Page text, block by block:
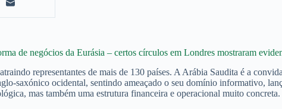
de negócios da Eurásia – certos círculos em Londres mostraram
representantes de mais de 130 países. A Arábia Saudita é a
saxónico ocidental, sentindo ameaçado o seu domínio informativo,
mas também uma estrutura financeira e operacional muito concreta.